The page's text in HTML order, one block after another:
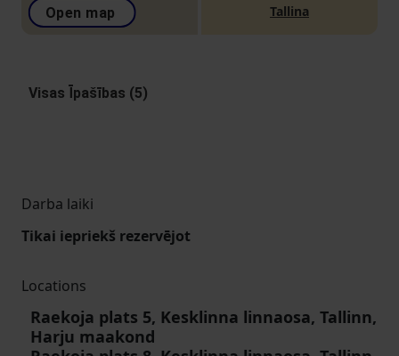
Open map Tallina
Visas Īpašības (5)
Darba laiki
Tikai iepriekš rezervējot
Locations
Raekoja plats 5, Kesklinna linnaosa, Tallinn,
Harju maakond